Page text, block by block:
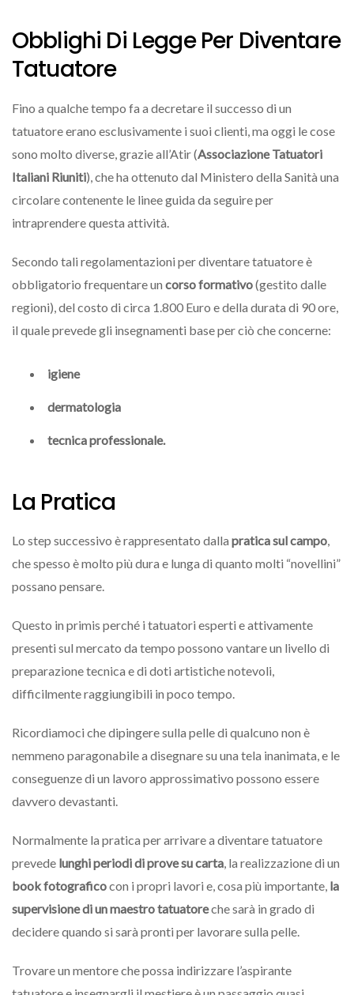
Obblighi Di Legge Per Diventare
Tatuatore
Fino a qualche tempo fa a decretare il successo di un
tatuatore erano esclusivamente i suoi clienti, ma oggi le cose
sono molto diverse, grazie all’Atir (Associazione Tatuatori
Italiani Riuniti), che ha ottenuto dal Ministero della Sanità una
circolare contenente le linee guida da seguire per
intraprendere questa attività.
Secondo tali regolamentazioni per diventare tatuatore è
obbligatorio frequentare un corso formativo(gestito dalle
regioni), del costo di circa 1.800 Euro e della durata di 90 ore,
il quale prevede gli insegnamenti base per ciò che concerne:
igiene
dermatologia
tecnica professionale.
La Pratica
Lo step successivo è rappresentato dalla pratica sul campo,
che spesso è molto più dura e lunga di quanto molti “novellini”
possano pensare.
Questo in primis perché i tatuatori esperti e attivamente
presenti sul mercato da tempo possono vantare un livello di
preparazione tecnica e di doti artistiche notevoli,
difficilmente raggiungibili in poco tempo.
Ricordiamoci che dipingere sulla pelle di qualcuno non è
nemmeno paragonabile a disegnare su una tela inanimata, e le
conseguenze di un lavoro approssimativo possono essere
davvero devastanti.
Normalmente la pratica per arrivare a diventare tatuatore
prevede lunghi periodi di prove su carta, la realizzazione di un
book fotograficocon i propri lavori e, cosa più importante, la
supervisione di un maestro tatuatoreche sarà in grado di
decidere quando si sarà pronti per lavorare sulla pelle.
Trovare un mentore che possa indirizzare l’aspirante